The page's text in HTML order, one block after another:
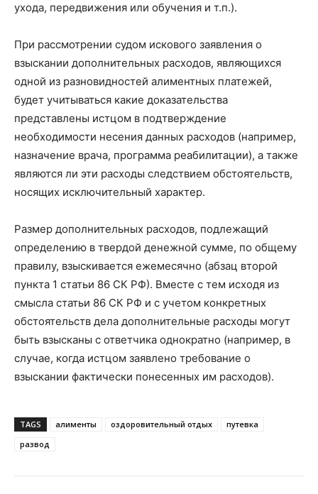
ухода, передвижения или обучения и т.п.).
При рассмотрении судом искового заявления о
взыскании дополнительных расходов, являющихся
одной из разновидностей алиментных платежей,
будет учитываться какие доказательства
представлены истцом в подтверждение
необходимости несения данных расходов (например,
назначение врача, программа реабилитации), а также
являются ли эти расходы следствием обстоятельств,
носящих исключительный характер.
Размер дополнительных расходов, подлежащий
определению в твердой денежной сумме, по общему
правилу, взыскивается ежемесячно (абзац второй
пункта 1 статьи 86 СК РФ). Вместе с тем исходя из
смысла статьи 86 СК РФ и с учетом конкретных
обстоятельств дела дополнительные расходы могут
быть взысканы с ответчика однократно (например, в
случае, когда истцом заявлено требование о
взыскании фактически понесенных им расходов).
TAGS алименты оздоровительный отдых
путевка
развод